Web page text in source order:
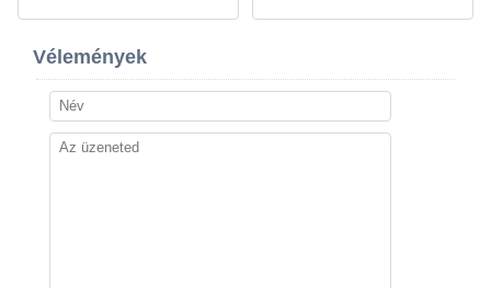
Vélemények